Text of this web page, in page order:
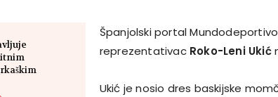
Španjolski portal
reprezentativac Roko-Leni Ukić
Ukić je nosio dres baskijske